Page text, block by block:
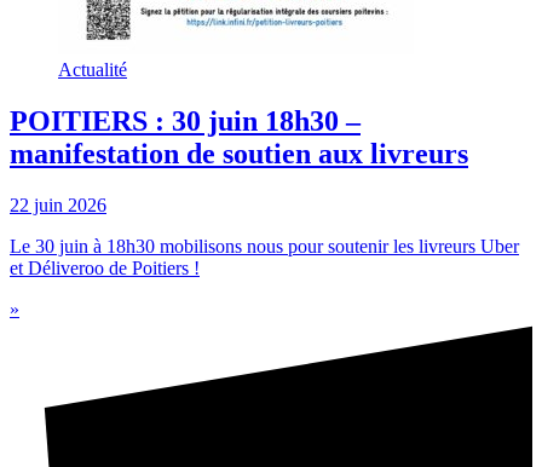
Actualité
POITIERS : 30 juin 18h30 –
manifestation de soutien aux livreurs
22 juin 2026
Le 30 juin à 18h30 mobilisons nous pour soutenir les livreurs Uber
et Déliveroo de Poitiers !
»